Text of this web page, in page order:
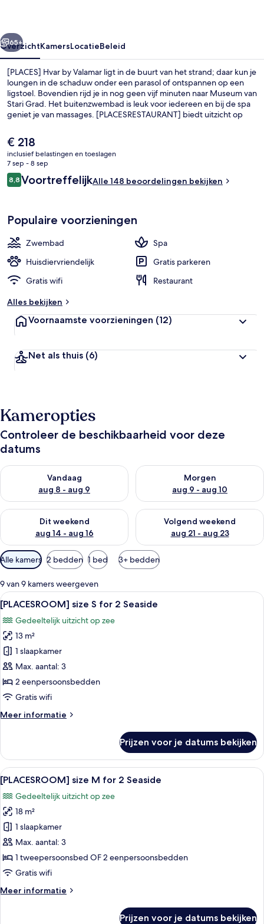
Volgende
65+
OverzichtKamersLocatieBeleid
[PLACES] Hvar by Valamar ligt in de buurt van het strand; daar kun je
loungen in de schaduw onder een parasol of ontspannen op een
ligstoel. Bovendien rijd je in nog geen vijf minuten naar Museum van
Stari Grad. Het buitenzwembad is leuk voor iedereen en bij de spa
geniet je van massages. [PLACESRESTAURANT] biedt uitzicht op
Overige voorzieningen omvatten een bar aan het zwembad, een
seizoensgebonden buitenzwembad en een terras.
De
huidige
prijs
is
€ 218
€ 218
inclusief belastingen en toeslagen
7 sep - 8 sep
Beoordelingen
8,88,8 op 10 –
VoortreffelijkAlle 148 beoordelingen bekijken
Populaire voorzieningen
Zwembad
Spa
Huisdiervriendelijk
Gratis parkeren
Gratis wifi
Restaurant
Alles bekijken
Voornaamste voorzieningen (12)
Net als thuis (6)
Kameropties
Controleer de beschikbaarheid voor deze
datums
Vandaag
aug 8 - aug 9
De beschikbaarheid controleren voor vanavond aug 8 - aug 9
Morgen
aug 9 - aug 10
De beschikbaarheid
Dit weekend
aug 14 - aug 16
De beschikbaarheid controleren voor dit weekend aug 14 -
Volgend weekend
aug 21 - aug 23
De beschikbaarheid
Beschikbare
filters
voor
kamers
Alle kamers 2 bedden 1 bed 3+ bedden
9 van 9 kamers weergeven
Alle
foto's
voor
[PLACESROOM]
size
S
for
2
laden
Hotelkamer met een groot bed, een
5
[PLACESROOM] size S for 2 Seaside
Gedeeltelijk uitzicht op zee
13 m²
1 slaapkamer
Max. aantal: 3
2 eenpersoonsbedden
Gratis wifi
Meer informatie
Meer
size
for
2
Seaside
Prijzen voor je datums bekijken
Alle
foto's
voor
[PLACESROOM]
size
M
for
2
laden
Een moderne hotelkamer met een
6
[PLACESROOM] size M for 2 Seaside
Gedeeltelijk uitzicht op zee
18 m²
1 slaapkamer
Max. aantal: 3
1 tweepersoonsbed OF 2 eenpersoonsbedden
Gratis wifi
Meer informatie
Meer
Prijzen voor je datums bekijken